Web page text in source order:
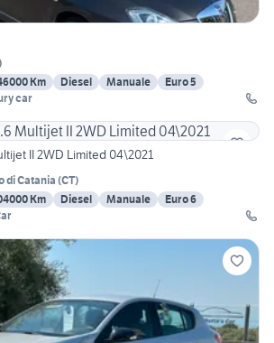
Km Diesel Manuale
Euro 5
car
II 2WD Limited 04\2021
di Catania (CT)
Km Diesel Manuale
Euro 6